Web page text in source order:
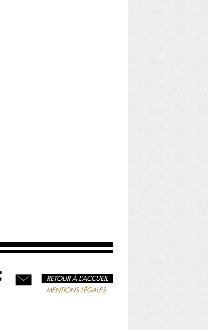
RETOUR À L’ACCUEIL
MENTIONS LÉGALES